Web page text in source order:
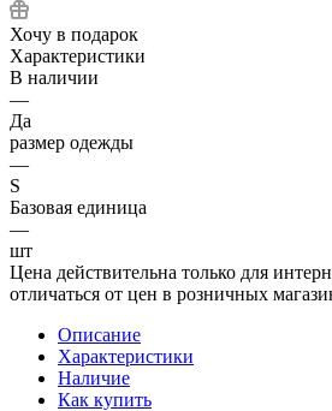
Хочу в подарок
Характеристики
В наличии
—
Да
размер одежды
—
S
Базовая единица
—
шт
Цена действительна только для
отличаться от цен в розничных
Описание
Характеристики
Наличие
Как купить